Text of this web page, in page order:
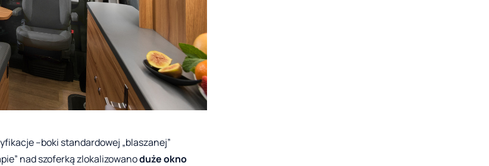
–boki standardowej „blaszanej”
nad szoferką zlokalizowanoduże okno